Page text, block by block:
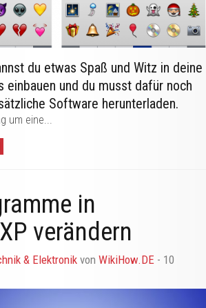
du etwas Spaß und Witz in deine
einbauen und du musst dafür noch
Software herunterladen.
um eine...
in
verändern
& Elektronik von WikiHow.DE - 10